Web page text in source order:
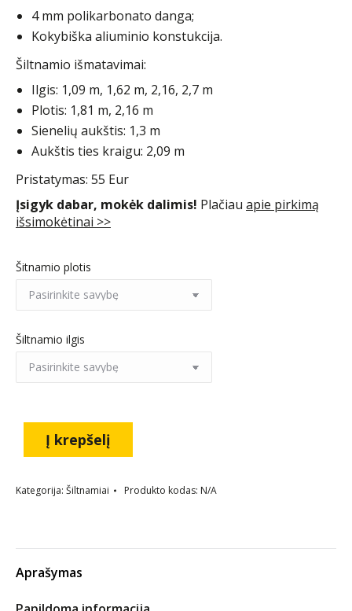
4 mm polikarbonato danga;
Kokybiška aliuminio konstukcija.
Šiltnamio išmatavimai:
Ilgis: 1,09 m, 1,62 m, 2,16, 2,7 m
Plotis: 1,81 m, 2,16 m
Sienelių aukštis: 1,3 m
Aukštis ties kraigu: 2,09 m
Pristatymas: 55 Eur
Įsigyk dabar, mokėk dalimis! Plačiau apie pirkimą
išsimokėtinai >>
Šitnamio plotis
Šiltnamio ilgis
Į krepšelį
Kategorija: Šiltnamiai Produkto kodas: N/A
Aprašymas